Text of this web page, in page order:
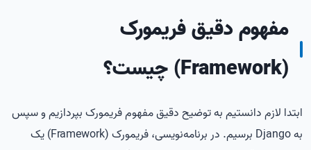
مفهوم دقیق فریمورک
(Framework) چیست؟
ابتدا لازم دانستیم به توضیح دقیق مفهوم فریمورک بپردازیم و سپس
به Django برسیم. در برنامه‌نویسی، فریمورک (Framework) یک